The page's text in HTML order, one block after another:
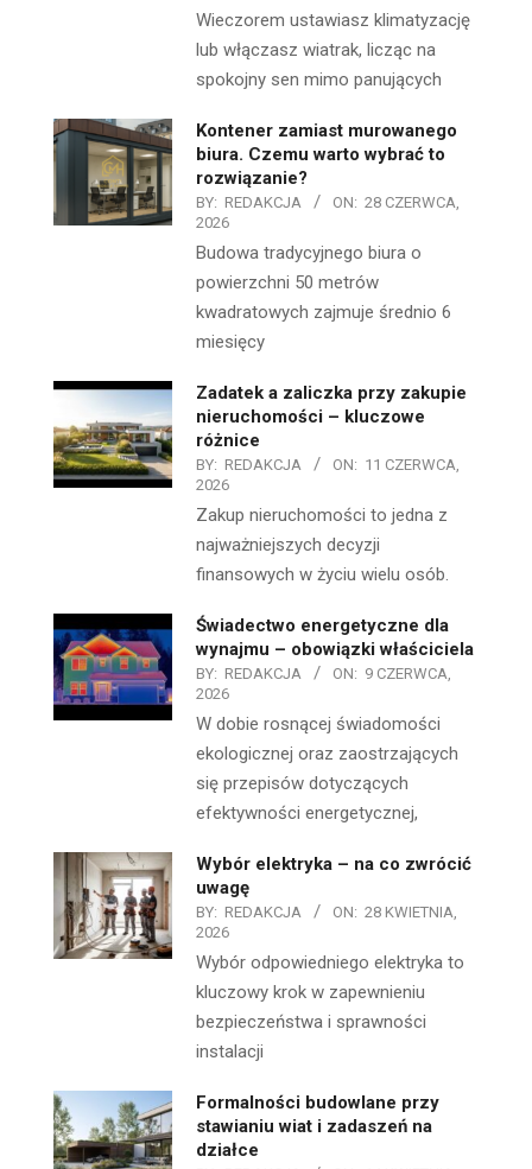
Wieczorem ustawiasz klimatyzację
lub włączasz wiatrak, licząc na
spokojny sen mimo panujących
Kontener zamiast murowanego
biura. Czemu warto wybrać to
rozwiązanie?
BY: REDAKCJA ON: 28 CZERWCA,
2026
Budowa tradycyjnego biura o
powierzchni 50 metrów
kwadratowych zajmuje średnio 6
miesięcy
Zadatek a zaliczka przy zakupie
nieruchomości – kluczowe
różnice
BY: REDAKCJA ON: 11 CZERWCA,
2026
Zakup nieruchomości to jedna z
najważniejszych decyzji
finansowych w życiu wielu osób.
Świadectwo energetyczne dla
wynajmu – obowiązki właściciela
BY: REDAKCJA ON: 9 CZERWCA,
2026
W dobie rosnącej świadomości
ekologicznej oraz zaostrzających
się przepisów dotyczących
efektywności energetycznej,
Wybór elektryka – na co zwrócić
uwagę
BY: REDAKCJA ON: 28 KWIETNIA,
2026
Wybór odpowiedniego elektryka to
kluczowy krok w zapewnieniu
bezpieczeństwa i sprawności
instalacji
Formalności budowlane przy
stawianiu wiat i zadaszeń na
działce